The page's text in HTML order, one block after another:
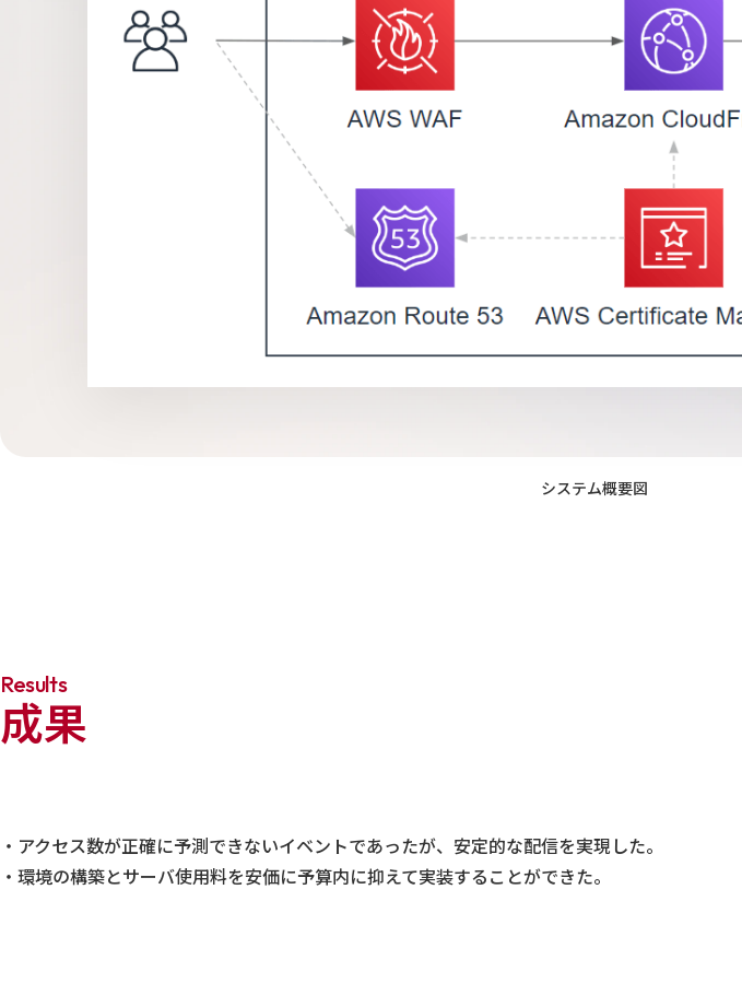
システム概要図
Results
成果
・アクセス数が正確に予測できないイベントであったが、安定的な配信を実現した。
・環境の構築とサーバ使用料を安価に予算内に抑えて実装することができた。